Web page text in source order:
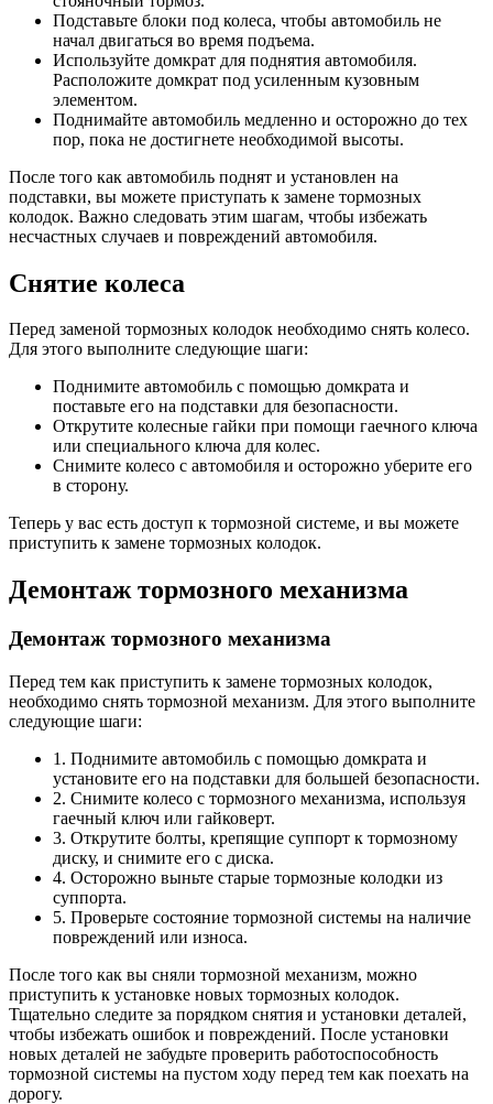
Подставьте блоки под колеса, чтобы автомобиль не
начал двигаться во время подъема.
Используйте домкрат для поднятия автомобиля.
Расположите домкрат под усиленным кузовным
элементом.
Поднимайте автомобиль медленно и осторожно до тех
пор, пока не достигнете необходимой высоты.
После того как автомобиль поднят и установлен на
подставки, вы можете приступать к замене тормозных
колодок. Важно следовать этим шагам, чтобы избежать
несчастных случаев и повреждений автомобиля.
Снятие колеса
Перед заменой тормозных колодок необходимо снять колесо.
Для этого выполните следующие шаги:
Поднимите автомобиль с помощью домкрата и
поставьте его на подставки для безопасности.
Открутите колесные гайки при помощи гаечного ключа
или специального ключа для колес.
Снимите колесо с автомобиля и осторожно уберите его
в сторону.
Теперь у вас есть доступ к тормозной системе, и вы можете
приступить к замене тормозных колодок.
Демонтаж тормозного механизма
Демонтаж тормозного механизма
Перед тем как приступить к замене тормозных колодок,
необходимо снять тормозной механизм. Для этого выполните
следующие шаги:
1. Поднимите автомобиль с помощью домкрата и
установите его на подставки для большей безопасности.
2. Снимите колесо с тормозного механизма, используя
гаечный ключ или гайковерт.
3. Открутите болты, крепящие суппорт к тормозному
диску, и снимите его с диска.
4. Осторожно выньте старые тормозные колодки из
суппорта.
5. Проверьте состояние тормозной системы на наличие
повреждений или износа.
После того как вы сняли тормозной механизм, можно
приступить к установке новых тормозных колодок.
Тщательно следите за порядком снятия и установки деталей,
чтобы избежать ошибок и повреждений. После установки
новых деталей не забудьте проверить работоспособность
тормозной системы на пустом ходу перед тем как поехать на
дорогу.